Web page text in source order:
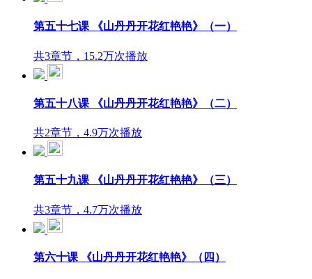
第五十七课 《山丹丹开花红艳艳》（一）
共3章节，15.2万次播放
第五十八课 《山丹丹开花红艳艳》（二）
共2章节，4.9万次播放
第五十九课 《山丹丹开花红艳艳》（三）
共3章节，4.7万次播放
第六十课 《山丹丹开花红艳艳》（四）